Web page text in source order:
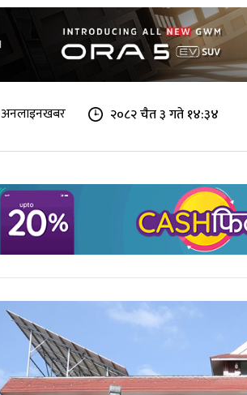
अनलाइनखबर २०८२ चैत ३ गते १४:३४